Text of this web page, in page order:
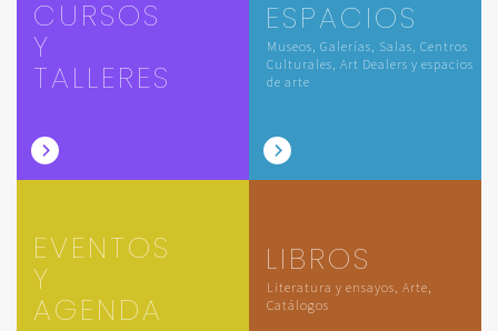
CURSOS
Y
TALLERES
ESPACIOS
Museos, Galerías, Salas, Centros
Culturales, Art Dealers y espacios
de arte
EVENTOS
Y
AGENDA
LIBROS
Literatura y ensayos, Arte,
Catálogos